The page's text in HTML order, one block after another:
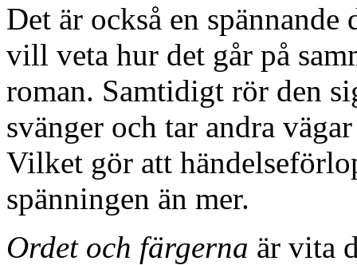
Det är också en
vill veta hur det går på
roman. Samtidigt rör den
svänger och tar andra
Vilket gör att
spänningen än mer.
Ordet och färgerna är vita